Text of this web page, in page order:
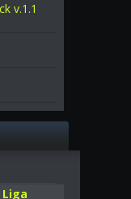
v.1.1
Liga